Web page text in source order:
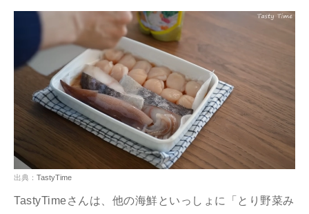
出典： TastyTime
TastyTimeさんは、他の海鮮といっしょに「とり野菜み